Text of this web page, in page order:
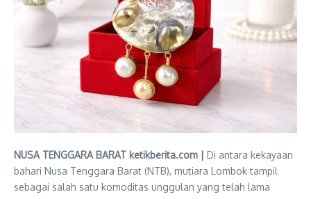
NUSA TENGGARA BARAT ketikberita.com | Di antara kekayaan
bahari Nusa Tenggara Barat (NTB), mutiara Lombok tampil
sebagai salah satu komoditas unggulan yang telah lama